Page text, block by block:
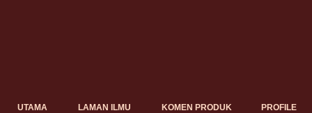
UTAMA LAMAN ILMU KOMEN PRODUK PROFILE